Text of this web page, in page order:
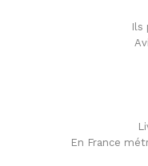
Ils
En France